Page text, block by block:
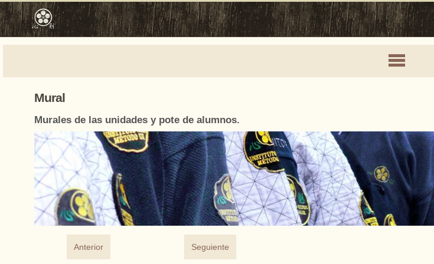
Mural
Murales de las unidades y pote de alumnos.
Anterior Seguiente